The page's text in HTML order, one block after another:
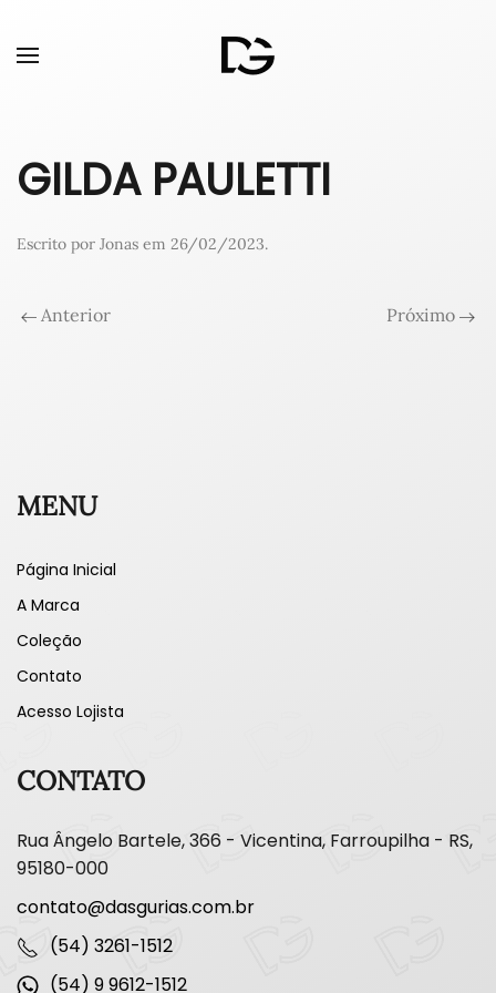
GILDA PAULETTI
Escrito por Jonas em 26/02/2023.
Anterior Próximo
MENU
Página Inicial
A Marca
Coleção
Contato
Acesso Lojista
CONTATO
Rua Ângelo Bartele, 366 - Vicentina, Farroupilha - RS,
95180-000
contato@dasgurias.com.br
(54) 3261-1512
(54) 9 9612-1512